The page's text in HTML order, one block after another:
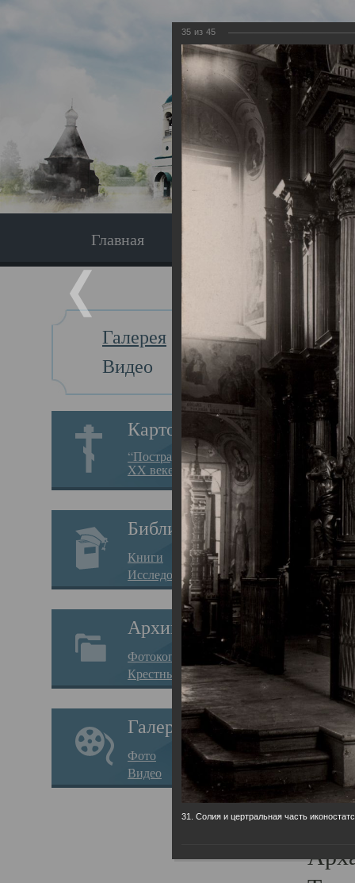
Главная Экскурсия
Галерея
Видео
Картотека
“Пострадавшие за веру в
XX веке на Севере”
Библиотека
Книги
Исследования
Архив
Фотокопии дел
Крестные ходы
Галерея
Фото
Видео
Главная
35 из 45
31. Солия и цертральная часть